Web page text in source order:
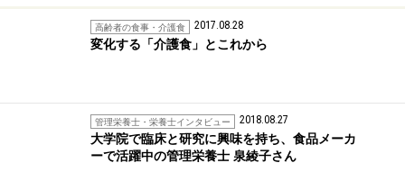
高齢者の食事・介護食 2017.08.28
変化する「介護食」とこれから
管理栄養士・栄養士インタビュー 2018.08.27
大学院で臨床と研究に興味を持ち、食品メーカ
ーで活躍中の管理栄養士 泉綾子さん